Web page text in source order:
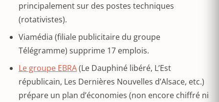
principalement sur des postes techniques
(rotativistes).
Viamédia (filiale publicitaire du groupe
Télégramme) supprime 17 emplois.
Le groupe EBRA(Le Dauphiné libéré, L’Est
républicain, Les Dernières Nouvelles d’Alsace, etc.)
prépare un plan d’économies (non encore chiffré ni